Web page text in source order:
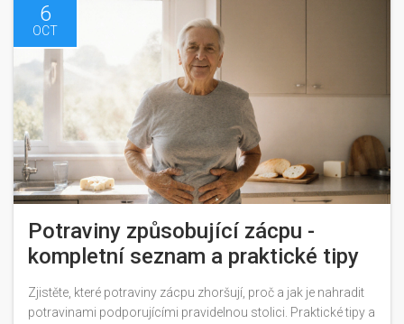
6
OCT
Potraviny způsobující zácpu -
kompletní seznam a praktické tipy
Zjistěte, které potraviny zácpu zhoršují, proč a jak je nahradit
potravinami podporujícími pravidelnou stolici. Praktické tipy a